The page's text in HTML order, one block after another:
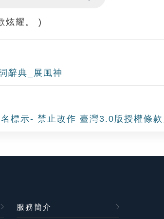
炫耀。 )
辭典_展風神
標示- 禁止改作 臺灣3.0版授權條款
服務簡介